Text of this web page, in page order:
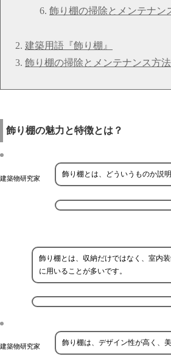
飾り棚の掃除とメンテナン
建築用語『飾り棚』
飾り棚の掃除とメンテナンス方法
飾り棚の魅力と特徴とは？
建築物研究家 飾り棚とは、どういうものか説
飾り棚とは、収納だけではなく、室内
に用いることが多いです。
建築物研究家 飾り棚は、デザイン性が高く、